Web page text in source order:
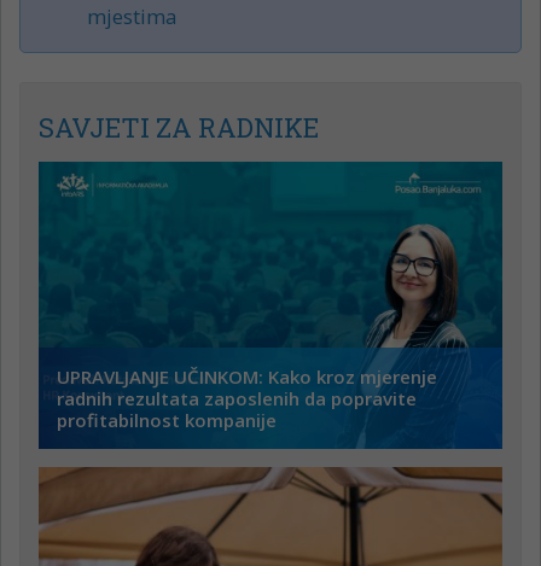
mjestima
SAVJETI ZA RADNIKE
UPRAVLJANJE UČINKOM: Kako kroz mjerenje
radnih rezultata zaposlenih da popravite
profitabilnost kompanije